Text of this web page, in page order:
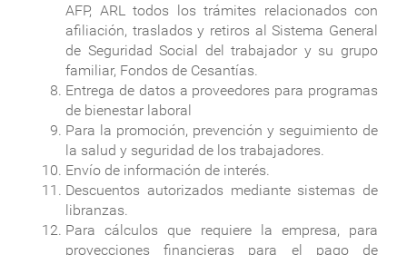
AFP, ARL todos los trámites relacionados con
afiliación, traslados y retiros al Sistema General
de Seguridad Social del trabajador y su grupo
familiar, Fondos de Cesantías.
Entrega de datos a proveedores para programas
de bienestar laboral
Para la promoción, prevención y seguimiento de
la salud y seguridad de los trabajadores.
Envío de información de interés.
Descuentos autorizados mediante sistemas de
libranzas.
Para cálculos que requiere la empresa, para
proyecciones financieras para el pago de